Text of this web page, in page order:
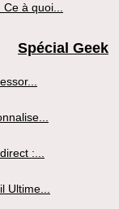
à quoi...
Spécial Geek
:...
Ultime...